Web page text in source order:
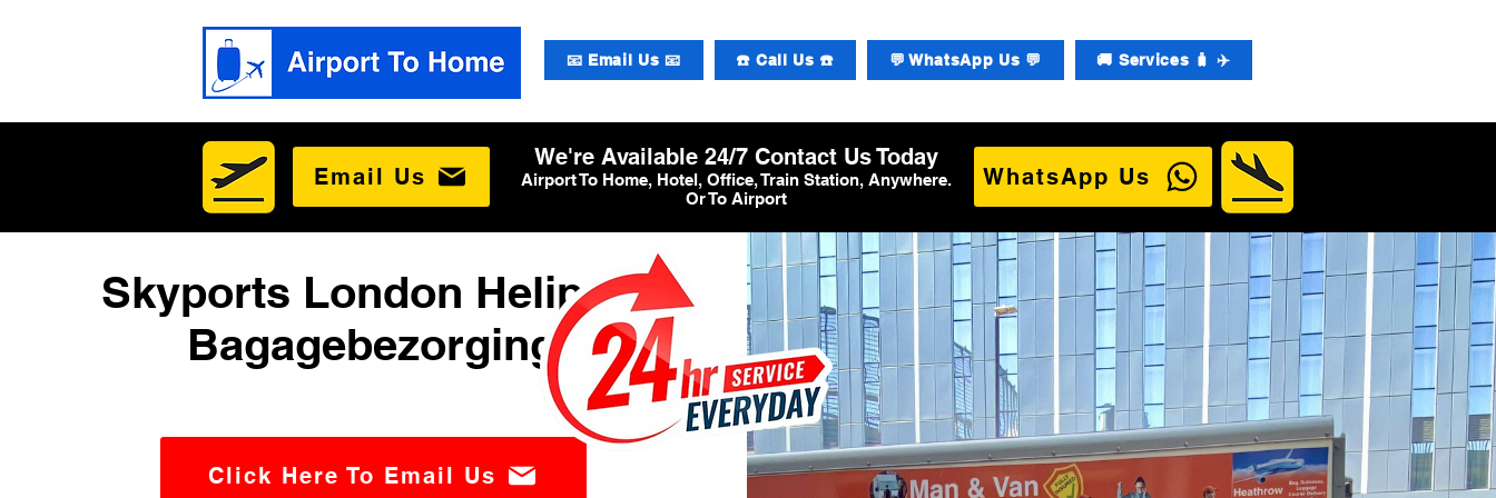
📧 Email Us 📧 ☎️ Call Us ☎️ 💬 WhatsApp Us 💬 🚚 Services 🧳 ✈️
Email Us
We're Available 24/7 Contact Us Today
Airport To Home, Hotel, Office, Train Station, Anywhere.
Or To Airport
WhatsApp Us
Skyports London Heliport
Bagagebezorging
Click Here To Email Us